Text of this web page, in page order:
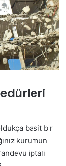
basit bir
kurumun
iptali